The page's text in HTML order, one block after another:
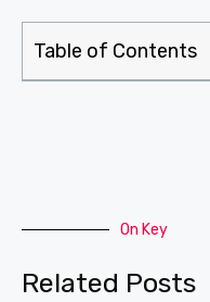
Table of Contents
On Key
Related Posts